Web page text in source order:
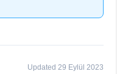
Updated 29 Eylül 2023